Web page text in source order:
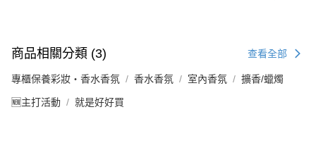
商品相關分類 (3) 查看全部
專櫃保養彩妝・香水香氛 香水香氛 室內香氛 擴香/蠟燭
🆕主打活動 就是好好買